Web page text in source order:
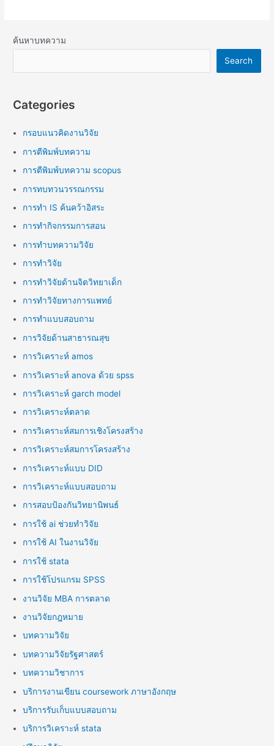
ค้นหาบทความ
Search
Categories
กรอบแนวคิดงานวิจัย
การตีพิมพ์บทความ
การตีพิมพ์บทความ scopus
การทบทวนวรรณกรรม
การทำ IS ค้นคว้าอิสระ
การทำกิจกรรมการสอน
การทำบทความวิจัย
การทำวิจัย
การทำวิจัยด้านจิตวิทยาเด็ก
การทำวิจัยทางการแพทย์
การทำแบบสอบถาม
การวิจัยด้านสาธารณสุข
การวิเคราะห์ amos
การวิเคราะห์ anova ด้วย spss
การวิเคราะห์ garch model
การวิเคราะห์ตลาด
การวิเคราะห์สมการเชิงโครงสร้าง
การวิเคราะห์สมการโครงสร้าง
การวิเคราะห์แบบ DID
การวิเคราะห์แบบสอบถาม
การสอบป้องกันวิทยานิพนธ์
การใช้ ai ช่วยทำวิจัย
การใช้ AI ในงานวิจัย
การใช้ stata
การใช้โปรแกรม SPSS
งานวิจัย MBA การตลาด
งานวิจัยกฎหมาย
บทความวิจัย
บทความวิจัยรัฐศาสตร์
บทความวิชาการ
บริการงานเขียน coursework ภาษาอังกฤษ
บริการรับเก็บแบบสอบถาม
บริการวิเคราะห์ stata